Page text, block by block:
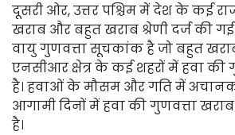
दूसरी ओर, उत्तर पश्चिम में देश के कई
खराब और बहुत खराब श्रेणी दर्ज की
वायु गुणवत्ता सूचकांक है जो बहुत
एनसीआर क्षेत्र के कई शहरों में हवा की
है। हवाओं के मौसम और गति में
आगामी दिनों में हवा की गुणवत्ता
है।